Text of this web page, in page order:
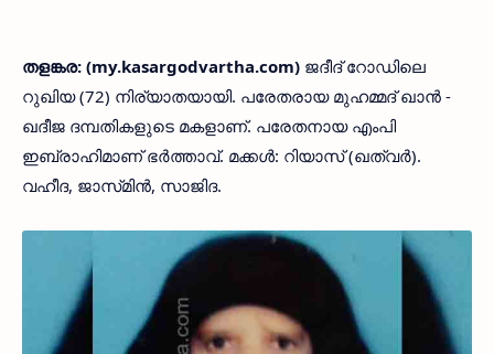
തളങ്കര: (my.kasargodvartha.com) ജദീദ് റോഡിലെ
റുഖിയ (72) നിര്യാതയായി. പരേതരായ മുഹമ്മദ് ഖാൻ -
ഖദീജ ദമ്പതികളുടെ മകളാണ്. പരേതനായ എംപി
ഇബ്രാഹിമാണ് ഭർത്താവ്. മക്കൾ: റിയാസ് (ഖത്വർ).
വഹീദ, ജാസ്‌മിൻ, സാജിദ.